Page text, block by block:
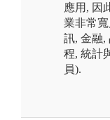
應用, 因
業非常
訊, 金融,
程, 統計
員).